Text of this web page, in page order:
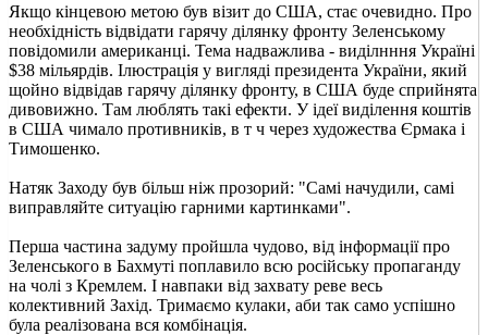
Якщо кінцевою метою був візит до США, стає очевидно. Про
необхідність відвідати гарячу ділянку фронту Зеленському
повідомили американці. Тема надважлива - виділнння Україні
$38 мільярдів. Ілюстрація у вигляді президента України, який
щойно відвідав гарячу ділянку фронту, в США буде сприйнята
дивовижно. Там люблять такі ефекти. У ідеї виділення коштів
в США чимало противників, в т ч через художества Єрмака і
Тимошенко.
Натяк Заходу був більш ніж прозорий: "Самі начудили, самі
виправляйте ситуацію гарними картинками".
Перша частина задуму пройшла чудово, від інформації про
Зеленського в Бахмуті поплавило всю російську пропаганду
на чолі з Кремлем. І навпаки від захвату реве весь
колективний Захід. Тримаємо кулаки, аби так само успішно
була реалізована вся комбінація.